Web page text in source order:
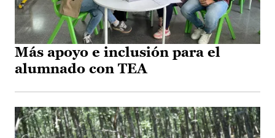
Más apoyo e inclusión para el
alumnado con TEA